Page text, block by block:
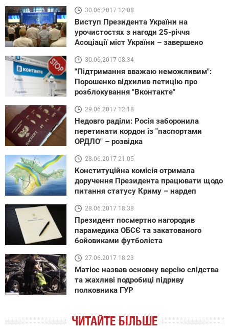
30.06.2017 12:08
Виступ Президента України на
урочистостях з нагоди 25-річчя
Асоціації міст України – завершено
30.06.2017 08:34
"Підтримання вважаю неможливим":
Порошенко відхилив петицію про
розблокування "Вконтакте"
29.06.2017 12:18
Недовго раділи: Росія заборонила
перетинати кордон із "паспортами
ОРДЛО" – розвідка
28.06.2017 21:05
Конституційна комісія отримала
доручення Президента працювати щодо
питання статусу Криму – нардеп
28.06.2017 18:38
Президент посмертно нагородив
парамедика ОБСЄ та закатованого
бойовиками футболіста
27.06.2017 18:23
Матіос назвав основну версію слідства
та жахливі подробиці підриву
полковника ГУР
ЧИТАЙТЕ БІЛЬШЕ